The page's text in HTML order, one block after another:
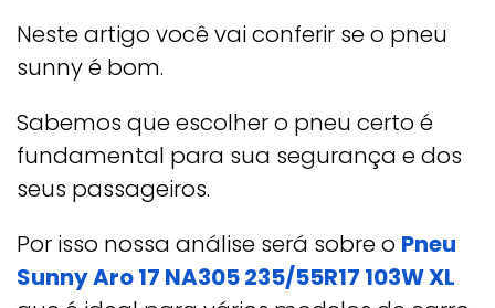
Neste artigo você vai conferir se o pneu
sunny é bom.
Sabemos que escolher o pneu certo é
fundamental para sua segurança e dos
seus passageiros.
Por isso nossa análise será sobre o Pneu
Sunny Aro 17 NA305 235/55R17 103W XL